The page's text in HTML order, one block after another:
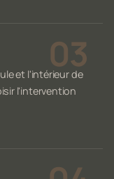
et l'intérieur de
l'intervention